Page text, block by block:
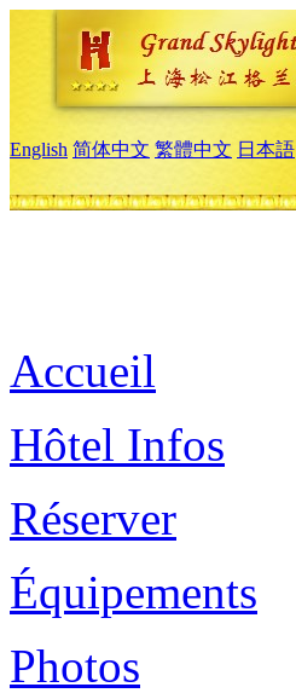
English 简体中文 繁體中文 日本語
Accueil
Hôtel Infos
Réserver
Équipements
Photos